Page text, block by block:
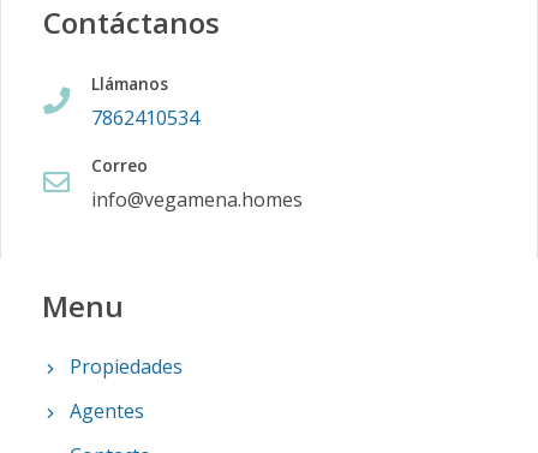
Contáctanos
Llámanos
7862410534
Correo
info@vegamena.homes
Menu
Propiedades
Agentes